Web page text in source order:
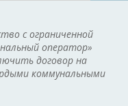
с ограниченной
оператор»
договор на
коммунальными